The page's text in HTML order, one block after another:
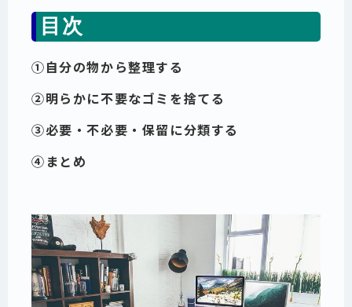
目次
①自分の物から整理する
②明らかに不要なゴミを捨てる
③必要・不必要・保留に分類する
④まとめ